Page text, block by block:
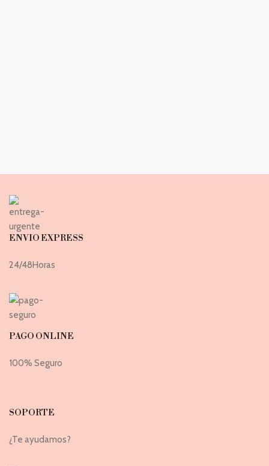
ENVIO EXPRESS
24/48Horas
PAGO ONLINE
100% Seguro
SOPORTE
¿Te ayudamos?